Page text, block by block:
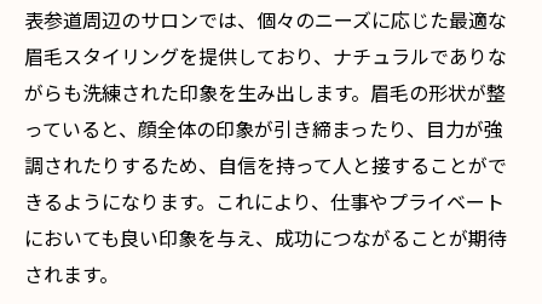
表参道周辺のサロンでは、個々のニーズに応じた最適な
眉毛スタイリングを提供しており、ナチュラルでありな
がらも洗練された印象を生み出します。眉毛の形状が整
っていると、顔全体の印象が引き締まったり、目力が強
調されたりするため、自信を持って人と接することがで
きるようになります。これにより、仕事やプライベート
においても良い印象を与え、成功につながることが期待
されます。